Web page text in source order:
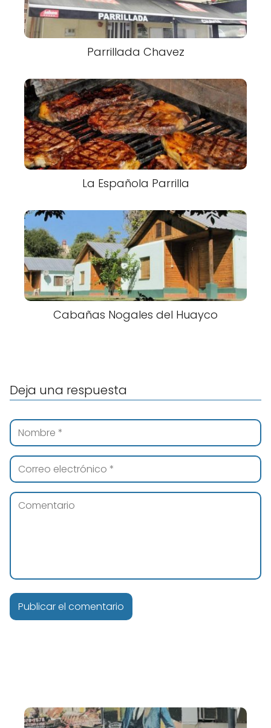
Parrillada Chavez
La Española Parrilla
Cabañas Nogales del Huayco
Deja una respuesta